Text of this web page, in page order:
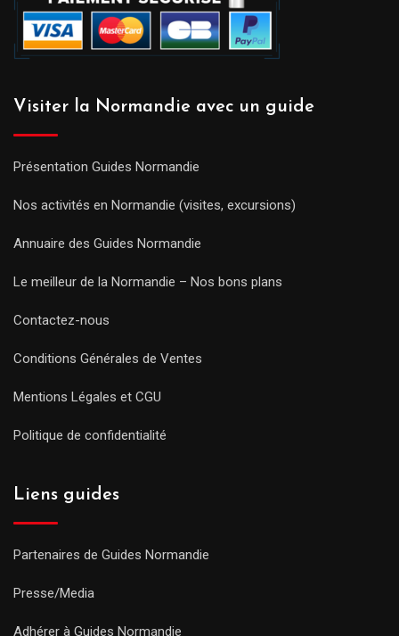
Visiter la Normandie avec un guide
Présentation Guides Normandie
Nos activités en Normandie (visites, excursions)
Annuaire des Guides Normandie
Le meilleur de la Normandie – Nos bons plans
Contactez-nous
Conditions Générales de Ventes
Mentions Légales et CGU
Politique de confidentialité
Liens guides
Partenaires de Guides Normandie
Presse/Media
Adhérer à Guides Normandie